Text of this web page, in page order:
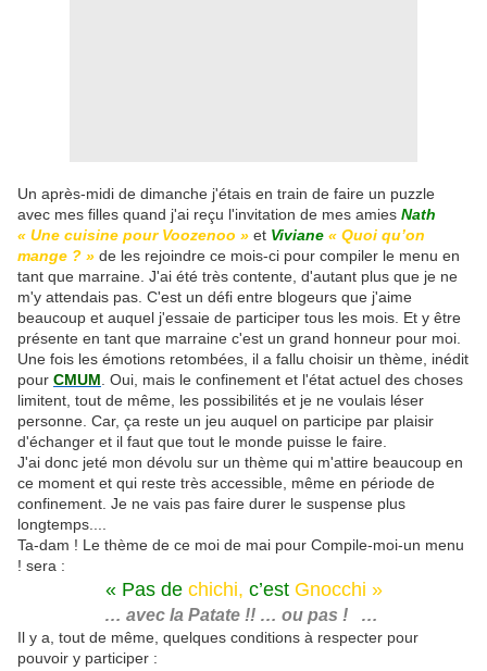
Un après-midi de dimanche j'étais en train de faire un puzzle
avec mes filles quand j'ai reçu l'invitation de mes amies Nath
« Une cuisine pour Voozenoo » et Viviane « Quoi qu’on
mange ? » de les rejoindre ce mois-ci pour compiler le menu en
tant que marraine. J'ai été très contente, d'autant plus que je ne
m'y attendais pas. C'est un défi entre blogeurs que j'aime
beaucoup et auquel j'essaie de participer tous les mois. Et y être
présente en tant que marraine c'est un grand honneur pour moi.
Une fois les émotions retombées, il a fallu choisir un thème, inédit
pour CMUM . Oui, mais le confinement et l'état actuel des choses
limitent, tout de même, les possibilités et je ne voulais léser
personne. Car, ça reste un jeu auquel on participe par plaisir
d'échanger et il faut que tout le monde puisse le faire.
J'ai donc jeté mon dévolu sur un thème qui m'attire beaucoup en
ce moment et qui reste très accessible, même en période de
confinement. Je ne vais pas faire durer le suspense plus
longtemps....
Ta-dam ! Le thème de ce moi de mai pour Compile-moi-un menu
! sera :
« Pas de chichi, c’est Gnocchi »
… avec la Patate !! … ou pas ! …
Il y a, tout de même, quelques conditions à respecter pour
pouvoir y participer :